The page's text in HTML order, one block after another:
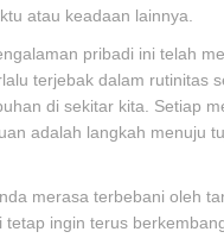
atau keadaan lainnya.
pribadi ini telah
terjebak dalam rutinitas
di sekitar kita. Setiap
adalah langkah menuju
merasa terbebani oleh
tetap ingin terus